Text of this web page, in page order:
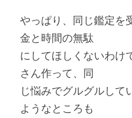
やっぱり、同じ鑑定を
金と時間の無駄
にしてほしくないわけ
さん作って、同
じ悩みでグルグルして
ようなところも